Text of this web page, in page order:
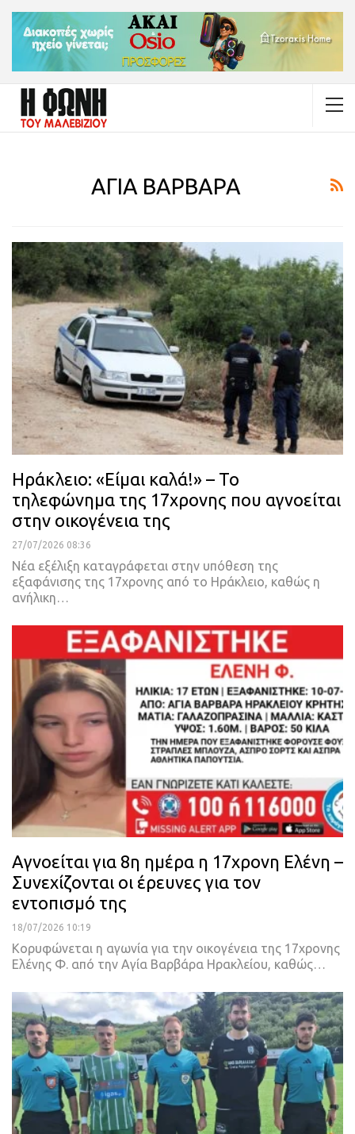
ΑΓΙΑ ΒΑΡΒΑΡΑ
Ηράκλειο: «Είμαι καλά!» – Το
τηλεφώνημα της 17χρονης που αγνοείται
στην οικογένεια της
27/07/2026 08:36
Νέα εξέλιξη καταγράφεται στην υπόθεση της
εξαφάνισης της 17χρονης από το Ηράκλειο, καθώς η
ανήλικη…
Αγνοείται για 8η ημέρα η 17χρονη Ελένη –
Συνεχίζονται οι έρευνες για τον
εντοπισμό της
18/07/2026 10:19
Κορυφώνεται η αγωνία για την οικογένεια της 17χρονης
Ελένης Φ. από την Αγία Βαρβάρα Ηρακλείου, καθώς…